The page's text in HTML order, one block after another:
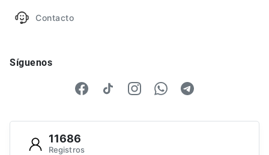
Contacto
Síguenos
11686
Registros